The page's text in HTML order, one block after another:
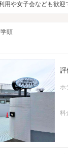
用や女子会なども歓迎
頭
評
ホ
料